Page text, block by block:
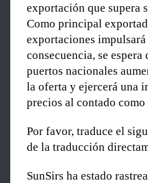
exportación que supera
Como principal
exportaciones
consecuencia, se
puertos nacionales
la oferta y ejercerá una
precios al contado
Por favor, traduce el
de la traducción
SunSirs ha estado